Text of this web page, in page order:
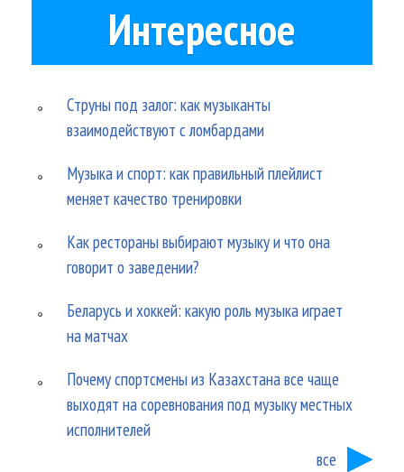
Интересное
Струны под залог: как музыканты
взаимодействуют с ломбардами
Музыка и спорт: как правильный плейлист
меняет качество тренировки
Как рестораны выбирают музыку и что она
говорит о заведении?
Беларусь и хоккей: какую роль музыка играет
на матчах
Почему спортсмены из Казахстана все чаще
выходят на соревнования под музыку местных
исполнителей
все